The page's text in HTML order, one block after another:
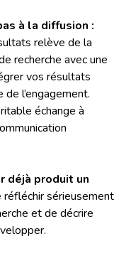
à la diffusion :
relève de la
recherche avec une
vos résultats
l’engagement.
échange à
déjà produit un
réfléchir sérieusement
et de décrire